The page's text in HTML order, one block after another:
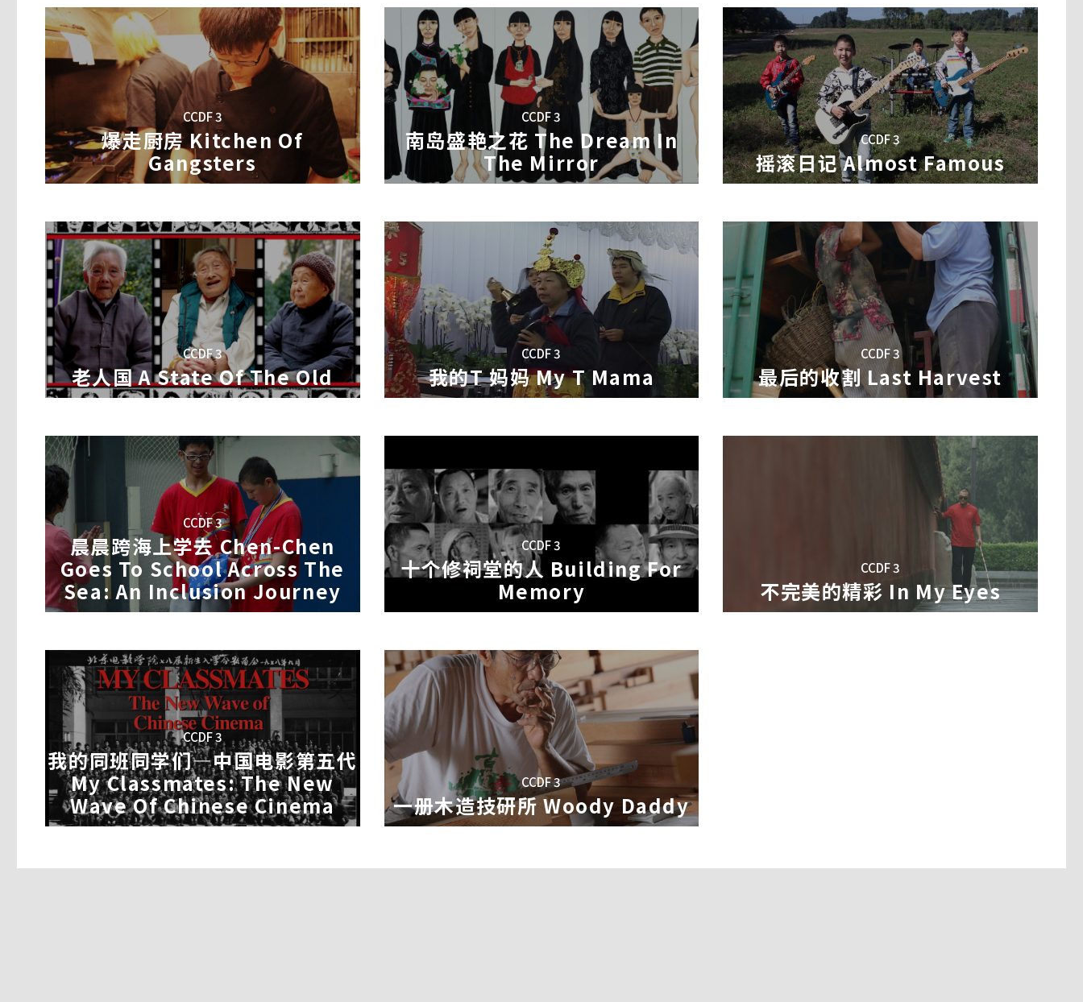
严的生活。
却明白树锋是要和她走完一辈子的人。对他们来说，无论对方明白、糊涂，记忆留存、消
失，都不可能磨砺掉内心深处的那份爱。如今，已八十六岁的树锋，不得不考虑为味芳寻找
一家合适的养老院
们只好住在廉便狭窄的十三街天台屋里。老邓夫妇终于等到申请多年的机会入住公屋二人单
位，但艰辛团聚的大家庭再一次分散，其子阿宝无奈仍住在天台屋，面临拆迁。
CCDF 3
爆走厨房 Kitchen Of
Gangsters
爆走厨房 Kitchen Of Gangsters
导演│谌静莲
製片│廖克发
日夜哭泣，他们决心要改变自己，选择在「蓝色马克」餐厅重新开始。未来有许多考验，他
们要面对过去的诱惑、家人的不谅解与独立生活的经济压力，他们能够成功改变自己吗？
CCDF 3
南岛盛艳之花 The Dream In
The Mirror
南岛盛艳之花 The Dream In The Mirror
导演│卢彦中
製片│张镇滢
故事说的，是一名传统市场的醃笋工，是被美术馆典藏的「自画像画家」。她，名叫柳依
好比「台湾旧时代女性」的样本。柳依兰失亲贫困，自小劳动，早早嫁为人妻，养儿育女，
探索、成就自己。但这不是励志故事！
这是一段神祕的自画像旅程。我们将看到一次又一次，她把自己摆在镜子前，在灵与肉身之
间摆盪。身体，就是战场…
CCDF 3
摇滚日记 Almost Famous
摇滚日记 Almost Famous
导演│杜海
故事发生在中国天津，主角尧瀚（十岁）庆健（十岁），德琦（七岁），都在同一家音乐学
校学习摇滚乐。
员，他担任鼓手。庆健同时也是学校合唱团的主力团员。他的爸爸是一位成功的商人。
庆健爸爸最大的理想就是把庆健培养成世界一流的摇滚乐手。
德琦已经在这所学校学习了半年爵士鼓和吉他，週末德琦爸爸通常陪伴她学习十个小时的爵
士鼓。她现在正为了近期前往义大利参加人生第一次音乐比赛认真训练中。
CCDF 3
老人国 A State Of The Old
老人国 A State Of The Old
导演│解修远
顾阿婆十几岁的时候，一次母亲病危，她用剪刀剪下手臂的一块肉，放在药罐里做药引，治
好了母亲的病。如今顾阿婆102岁了，住在上海的敬老院里，唯一的女儿却远在苏州，一年到
顾阿婆年轻时还曾从日本人的刺刀下救过人，做过社区干部，现在为了让别人关注到她，于
是整天嚷嚷着打抱不平，同屋的陈妈妈是她的小弟，而
103岁的曹阿婆却成了她常常攻击的
CCDF 3
我的T 妈妈 My T Mama
我的T 妈妈 My T Mama
导演│黄惠侦
这是一个关于我母亲的故事。她出生在一个传统的农村社会与年代，但却是个很不传统的女
性。她是担任牵亡阵红头法师的女同志，兴趣是抽烟、打牌，还有收集槟榔盒上的清凉美女
图。
这个答案很长，于是我只好拍一部片来回答她。
註：台湾民间俗信人死后化为鬼魂，生前为善的灵魂将被迎接到西方极乐世界，而作恶多端
者将坠落地狱接受审判。牵亡歌阵是属于「歌舞小戏」的丧葬阵头，演出目的是要藉由神明
带领死者亡魂通过阴司地府，前往西方的极乐世界。红头法师则是演出中担任执法器召唤神
明引路的角色。
CCDF 3
最后的收割 Last Harvest
导演、製片│王晖
製片│张峻
继续以往纪录片没有讲完的故事――搬迁后的新生活，《最后的收割》带我们经历一段不寻常的
人生旅程：一对年逾花甲的中国农民夫妇因具有争议性的、世界上最大的水利工程南水北调
工程而背井离乡重建家园。本片详细深入地展现了传统文化与现代化/ 城市化之间、个人与社
会之间的冲突――当代中国乃至世界各地普遍面对的问题。
CCDF 3
晨晨跨海上学去 Chen-Chen
Goes To School Across The
Sea: An Inclusion Journey
晨晨跨海上学去 Chen-Chen Goes To School Across The
Sea: An Inclusion Journey
导演│吴淑美
製片│王秋萍
本片的内容主要为记录一个十一岁来自中国河南郑州的智能及情绪障碍的特殊孩子——晨晨，
离家三千里到位于台湾新竹市的一个国中融合实验班上学，影片中可看到晨晨在不同文化环
境中学习的情形并比较两个环境对待学生的态度，以晨晨的角度述说他在台湾的生活与学习
的情形，并从中瞭解「不同」孩子间的互动、矛盾与冲突，及融合在一起的过程。
CCDF 3
十个修祠堂的人 Building For
Memory
十个修祠堂的人 Building For Memory
导演│汪哲
2012 年、浙江省开化县姜家村、九位老人、决定修建一座姜氏宗祠。老人们请来了外村的汪
下了山。
他们是孩子的爷爷或者外公、孩子的爹妈都在城市打工、只有年末会回家过年。祠堂修建时
停时续、因为田里有春夏秋冬的农活要忙、每忙完一阵子、他们就会继续修建。
CCDF 3
不完美的精彩 In My Eyes
不完美的精彩 In My Eyes
导演│韩轶
一名双目失明的男子决定一个人环游世界。从小受尽歧视，他发现只有在旅行中他能找到快
的梦想违背了家人的意愿。家里除了女儿的生活费和学费需要他负担外，弟弟的学费和家里
的债务，都需要他来承受。而今年家里的老房子因为附近的非法挖煤开始下沉，搬迁迫在眉
睫。钱从哪里来？他将选择忽略家人的需求？或是不得不放弃自己的梦想？
CCDF 3
我的同班同学们―中国电影第五代
My Classmates: The New
Wave Of Chinese Cinema
我的同班同学们―中国电影第五代 My Classmates: The New
Wave Of Chinese Cinema
导演│陈焱
CCDF 3
一册木造技研所 Woody Daddy
一册木造技研所 Woody Daddy
导演│苏钰婷